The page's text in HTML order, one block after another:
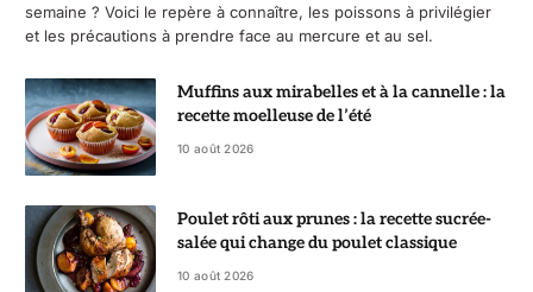
semaine ? Voici le repère à connaître, les poissons à privilégier
et les précautions à prendre face au mercure et au sel.
Muffins aux mirabelles et à la cannelle : la
recette moelleuse de l’été
10 août 2026
Poulet rôti aux prunes : la recette sucrée-
salée qui change du poulet classique
10 août 2026